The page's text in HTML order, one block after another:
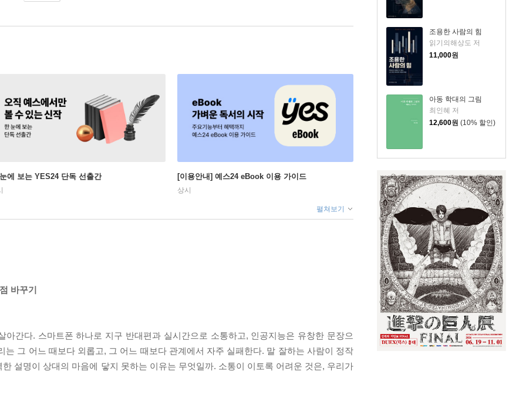
조용한 사람의 힘
읽기의해상도 저
11,000원
아동 학대의 그림
최인혜 저
12,600원 (10% 할인)
에 보는 YES24 단독 선출간 [이용안내] 예스24 eBook 이용 가이드
상시
펼쳐보기
바꾸기
간다. 스마트폰 하나로 지구 반대편과 실시간으로 소통하고, 인공지능은 유창한 문장으
그 어느 때보다 외롭고, 그 어느 때보다 관계에서 자주 실패한다. 말 잘하는 사람이 정작
설명이 상대의 마음에 닿지 못하는 이유는 무엇일까. 소통이 이토록 어려운 것은, 우리가